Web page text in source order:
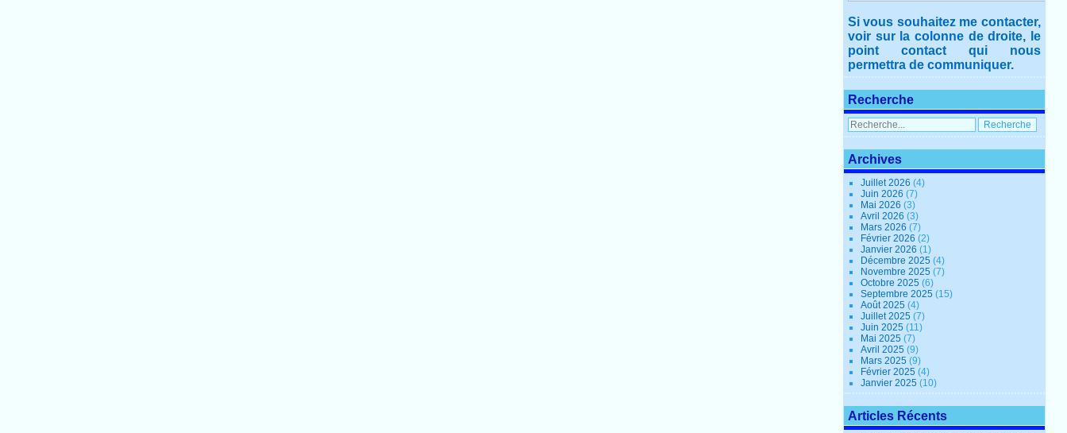
Si vous souhaitez me contacter,
voir sur la colonne de droite, le
point contact qui nous
permettra de communiquer.
Recherche
Archives
Juillet 2026(4)
Juin 2026(7)
Mai 2026(3)
Avril 2026(3)
Mars 2026(7)
Février 2026(2)
Janvier 2026(1)
Décembre 2025(4)
Novembre 2025(7)
Octobre 2025(6)
Septembre 2025(15)
Août 2025(4)
Juillet 2025(7)
Juin 2025(11)
Mai 2025(7)
Avril 2025(9)
Mars 2025(9)
Février 2025(4)
Janvier 2025(10)
Articles Récents